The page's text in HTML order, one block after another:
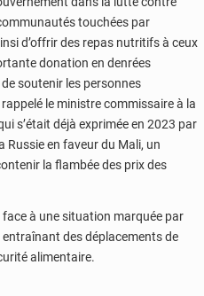
touchées par
d’offrir des repas nutritifs à ceux
donation en denrées
soutenir les personnes
le ministre commissaire à la
s’était déjà exprimée en 2023 par
Russie en faveur du Mali, un
la flambée des prix des
à une situation marquée par
entraînant des déplacements de
alimentaire.